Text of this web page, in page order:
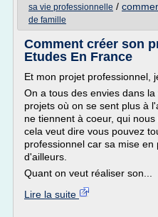
sa vie professionnelle /
de famille
Comment créer son
Etudes En France
Et mon projet professionnel,
On a tous des envies dans
projets où on se sent plus à
ne tiennent à coeur, qui nous
cela veut dire vous pouvez
professionnel car sa mise
d'ailleurs.
Quant on veut réaliser son...
Lire la suite